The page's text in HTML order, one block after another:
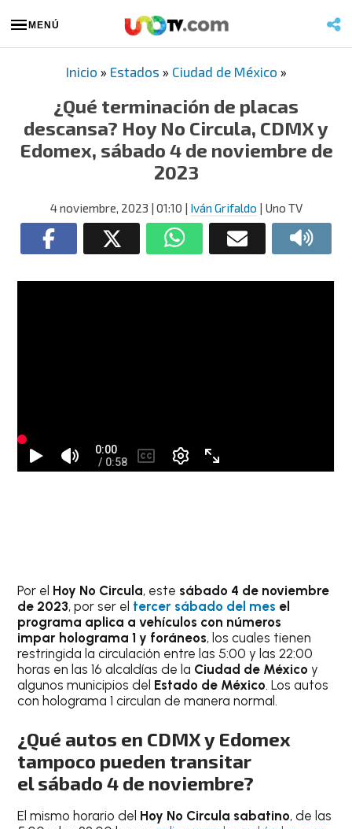
MENÚ
Inicio » Estados » Ciudad de México »
¿Qué terminación de placas
descansa? Hoy No Circula, CDMX y
Edomex, sábado 4 de noviembre de
2023
4 noviembre, 2023 | 01:10 | Iván Grifaldo | Uno TV
Por el Hoy No Circula, este sábado 4 de noviembre
de 2023, por ser el tercer sábado del mes el
programa aplica a vehículos con números
impar holograma 1 y foráneos, los cuales tienen
restringida la circulación entre las 5:00 y las 22:00
horas en las 16 alcaldías de la Ciudad de Méxicoy
algunos municipios del Estado de México. Los autos
con holograma 1 circulan de manera normal.
¿Qué autos en CDMX y Edomex
tampoco pueden transitar
elsábado4 de noviembre?
El mismo horario del Hoy No Circula sabatino, de las